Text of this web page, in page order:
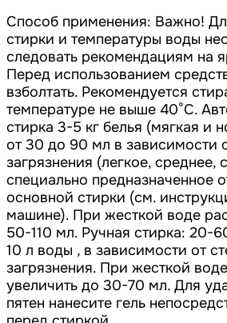
Способ применения: Важно!
стирки и температуры воды
следовать рекомендациям на
Перед использованием
взболтать. Рекомендуется
температуре не выше 40°С.
стирка 3-5 кг белья (мягкая и
от 30 до 90 мл в зависимости
загрязнения (легкое, среднее,
специально предназначенное
основной стирки (см.
машине). При жесткой воде
50-110 мл. Ручная стирка: 20-
10 л воды , в зависимости от
загрязнения. При жесткой
увеличить до 30-70 мл. Для
пятен нанесите гель